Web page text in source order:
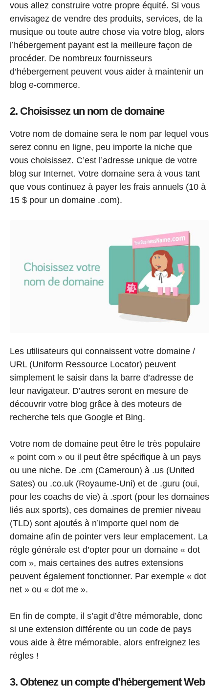
vous allez construire votre propre équité. Si vous
envisagez de vendre des produits, services, de la
musique ou toute autre chose via votre blog, alors
l’hébergement payant est la meilleure façon de
procéder. De nombreux fournisseurs
d’hébergement peuvent vous aider à maintenir un
blog e-commerce.
2. Choisissez un nom de domaine
Votre nom de domaine sera le nom par lequel vous
serez connu en ligne, peu importe la niche que
vous choisissez. C’est l’adresse unique de votre
blog sur Internet. Votre domaine sera à vous tant
que vous continuez à payer les frais annuels (10 à
15 $ pour un domaine .com).
Les utilisateurs qui connaissent votre domaine /
URL (Uniform Ressource Locator) peuvent
simplement le saisir dans la barre d’adresse de
leur navigateur. D’autres seront en mesure de
découvrir votre blog grâce à des moteurs de
recherche tels que Google et Bing.
Votre nom de domaine peut être le très populaire
« point com » ou il peut être spécifique à un pays
ou une niche. De .cm (Cameroun) à .us (United
Sates) ou .co.uk (Royaume-Uni) et de .guru (oui,
pour les coachs de vie) à .sport (pour les domaines
liés aux sports), ces domaines de premier niveau
(TLD) sont ajoutés à n’importe quel nom de
domaine afin de pointer vers leur emplacement. La
règle générale est d’opter pour un domaine « dot
com », mais certaines des autres extensions
peuvent également fonctionner. Par exemple « dot
net » ou « dot me ».
En fin de compte, il s’agit d’être mémorable, donc
si une extension différente ou un code de pays
vous aide à être mémorable, alors enfreignez les
règles !
3. Obtenez un compte d’hébergement Web